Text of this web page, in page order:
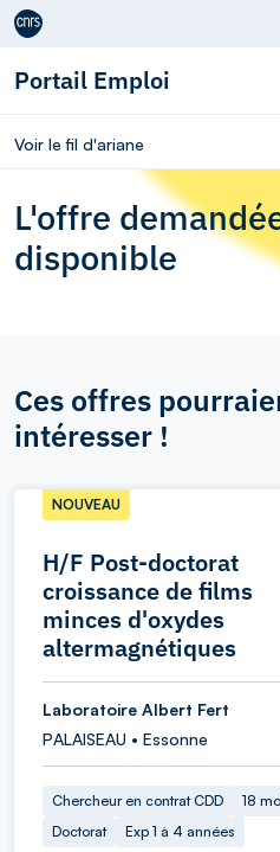
Aller au contenu
Portail Emploi
Voir le fil d'ariane
L'offre
disponible
Ces offres
intéresser !
H/F Post-doctorat
croissance de films
minces d'oxydes
altermagnétiques
NOUVEAU
Laboratoire Albert Fert
PALAISEAU • Essonne
Chercheur en contrat CDD
18
Doctorat
Exp 1 à 4 années